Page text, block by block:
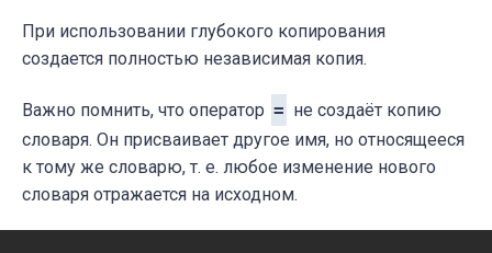
При использовании глубокого копирования
создается полностью независимая копия.
Важно помнить, что оператор = не создаёт копию
словаря. Он присваивает другое имя, но относящееся
к тому же словарю, т. е. любое изменение нового
словаря отражается на исходном.